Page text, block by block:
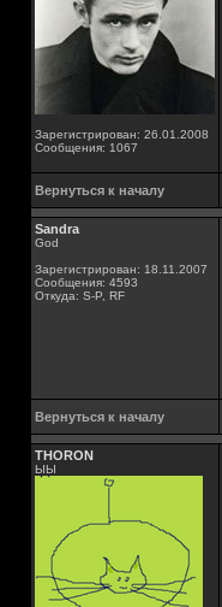
Зарегистрирован: 26.01.2008
Сообщения: 1067
Вернуться к началу
Sandra
God
Зарегистрирован: 18.11.2007
Сообщения: 4593
Откуда: S-P, RF
Вернуться к началу
THORON
ЫЫ